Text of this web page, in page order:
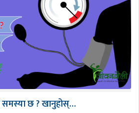
समस्या छ ? खानुहोस्…